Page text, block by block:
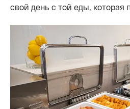
свой день с той еды, которая